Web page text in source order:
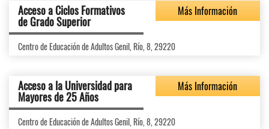
Acceso a Ciclos Formativos
de Grado Superior
Más Información
Centro de Educación de Adultos Genil, Río, 8, 29220
Acceso a la Universidad para
Mayores de 25 Años
Más Información
Centro de Educación de Adultos Genil, Río, 8, 29220